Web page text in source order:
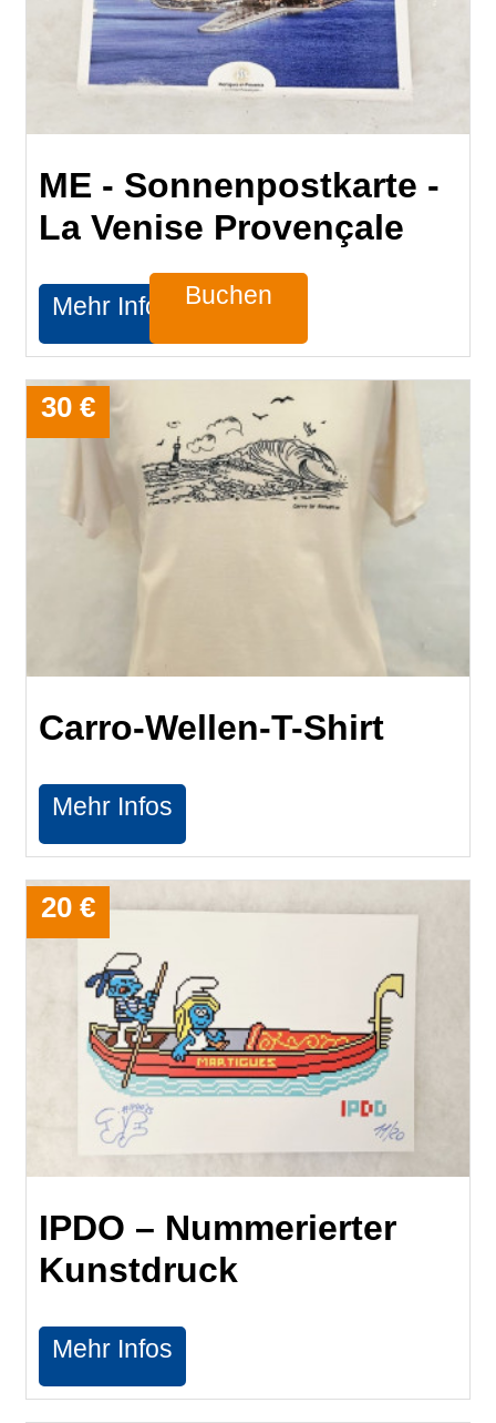
​ME - Sonnenpostkarte -
La Venise Provençale
Mehr Infos Buchen
Carro-Wellen-T-Shirt
30 €
Mehr Infos
IPDO – Nummerierter
Kunstdruck
20 €
Mehr Infos